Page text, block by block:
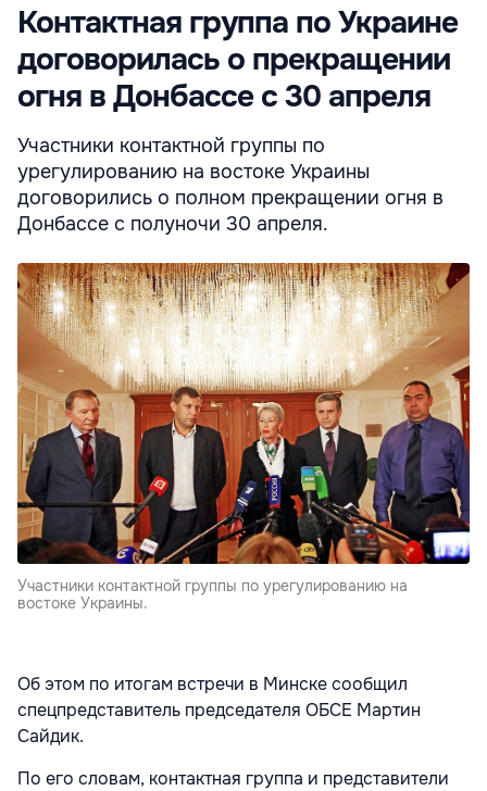
Контактная группа по Украине
договорилась о прекращении
огня в Донбассе с 30 апреля
Участники контактной группы по
урегулированию на востоке Украины
договорились о полном прекращении огня в
Донбассе с полуночи 30 апреля.
Участники контактной группы по урегулированию на
востоке Украины.
Об этом по итогам встречи в Минске сообщил
спецпредставитель председателя ОБСЕ Мартин
Сайдик.
По его словам, контактная группа и представители